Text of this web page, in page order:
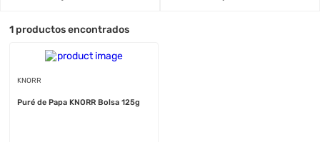
1 productos encontrados
KNORR
Puré de Papa KNORR Bolsa 125g